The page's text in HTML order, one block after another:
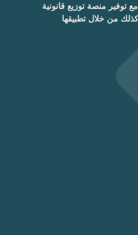
توفير منصة توزيع قانونية
من خلال تطبيقها